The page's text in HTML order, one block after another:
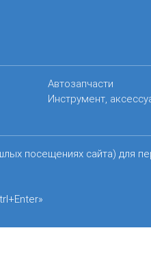
Автозапчасти
Инструмент,
посещениях сайта) для